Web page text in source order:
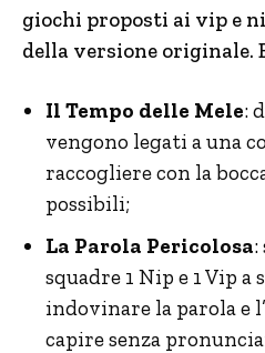
giochi proposti ai vip e
della versione originale.
Il Tempo delle Mele:
vengono legati a una
raccogliere con la
possibili;
La Parola Pericolosa:
squadre 1 Nip e 1 Vip a
indovinare la parola e
capire senza